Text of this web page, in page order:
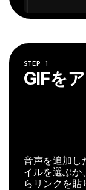
STEP 1
GIFを
音声を追加し
イルを選ぶ
らリンクを貼